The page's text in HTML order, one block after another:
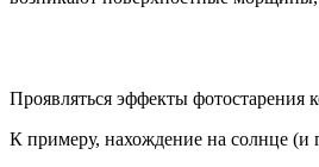
Проявляться эффекты фотостарения
К примеру, нахождение на солнце (и